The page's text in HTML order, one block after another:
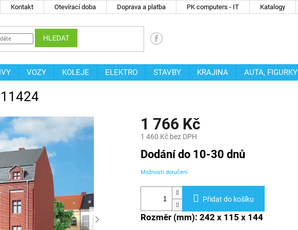
Kontakt Otevírací doba Doprava a platba PK computers - IT Katalogy
HLEDAT
VOZY KOLEJE ELEKTRO STAVBY KRAJINA AUTA, FIGURKY
1 766 Kč
1 460 Kč bez DPH
Měrná
cena:
Dodání do 10-30 dnů
Možnosti doručení
Přidat do košíku
Rozměr (mm): 242 x 115 x 144